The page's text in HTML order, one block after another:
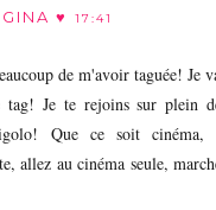
♥ 17:41
de m'avoir taguée! Je
tag! Je te rejoins sur plein
Que ce soit cinéma,
allez au cinéma seule,